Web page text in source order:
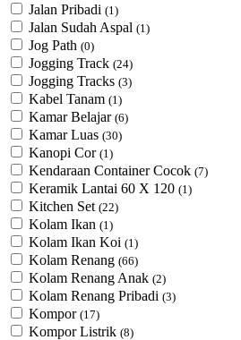
Jalan Pribadi (1)
Jalan Sudah Aspal (1)
Jog Path (0)
Jogging Track (24)
Jogging Tracks (3)
Kabel Tanam (1)
Kamar Belajar (6)
Kamar Luas (30)
Kanopi Cor (1)
Kendaraan Container Cocok (7)
Keramik Lantai 60 X 120 (1)
Kitchen Set (22)
Kolam Ikan (1)
Kolam Ikan Koi (1)
Kolam Renang (66)
Kolam Renang Anak (2)
Kolam Renang Pribadi (3)
Kompor (17)
Kompor Listrik (8)